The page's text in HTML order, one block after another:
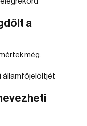
a
még.